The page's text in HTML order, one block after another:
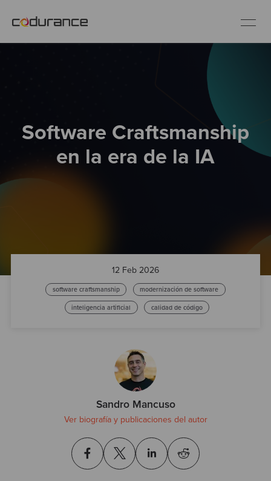
Servicios
Software Craftsmanship
en la era de la IA
12 Feb 2026
software craftsmanship modernización de software
inteligencia artificial calidad de código
Sandro Mancuso
Ver biografía y publicaciones del autor